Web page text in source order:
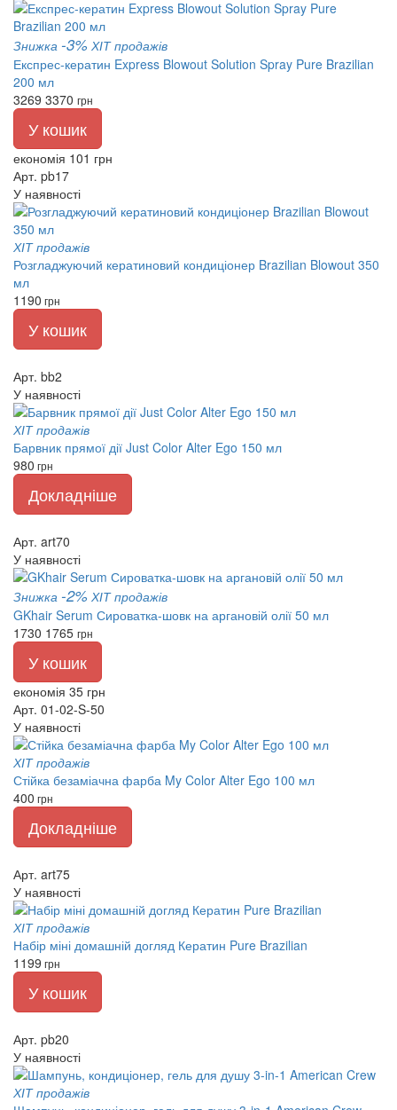
Знижка -3% ХІТ продажів
Експрес-кератин Express Blowout Solution Spray Pure Brazilian
200 мл
3269 3370 грн
У кошик
економія 101 грн
Арт. pb17
У наявності
ХІТ продажів
Розгладжуючий кератиновий кондиціонер Brazilian Blowout 350
мл
1190 грн
У кошик
Арт. bb2
У наявності
ХІТ продажів
Барвник прямої дії Just Color Alter Ego 150 мл
980 грн
Докладніше
Арт. art70
У наявності
Знижка -2% ХІТ продажів
GKhair Serum Сироватка-шовк на аргановій олії 50 мл
1730 1765 грн
У кошик
економія 35 грн
Арт. 01-02-S-50
У наявності
ХІТ продажів
Стійка безаміачна фарба My Color Alter Ego 100 мл
400 грн
Докладніше
Арт. art75
У наявності
ХІТ продажів
Набір міні домашній догляд Кератин Pure Brazilian
1199 грн
У кошик
Арт. pb20
У наявності
ХІТ продажів